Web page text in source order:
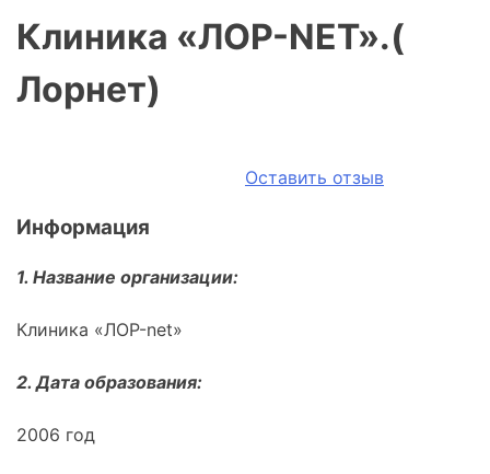
Клиника «ЛОР-NET».(
Лорнет)
Оставить отзыв
Информация
1. Название организации:
Клиника «ЛОР-net»
2. Дата образования:
2006 год